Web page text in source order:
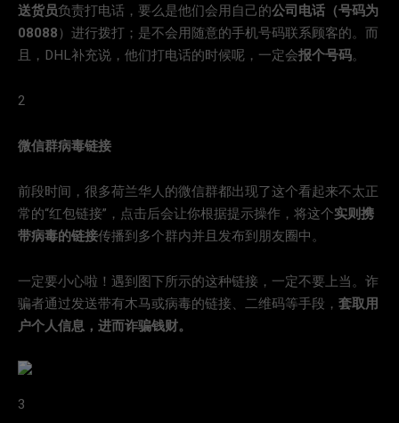
送货员负责打电话，要么是他们会用自己的公司电话（号码为
08088）进行拨打；是不会用随意的手机号码联系顾客的。而
且，DHL补充说，他们打电话的时候呢，一定会报个号码。
2
微信群病毒链接
前段时间，很多荷兰华人的微信群都出现了这个看起来不太正
常的“红包链接”，点击后会让你根据提示操作，将这个实则携
带病毒的链接传播到多个群内并且发布到朋友圈中。
一定要小心啦！遇到图下所示的这种链接，一定不要上当。诈
骗者通过发送带有木马或病毒的链接、二维码等手段， 套取用
户个人信息，进而诈骗钱财。
3